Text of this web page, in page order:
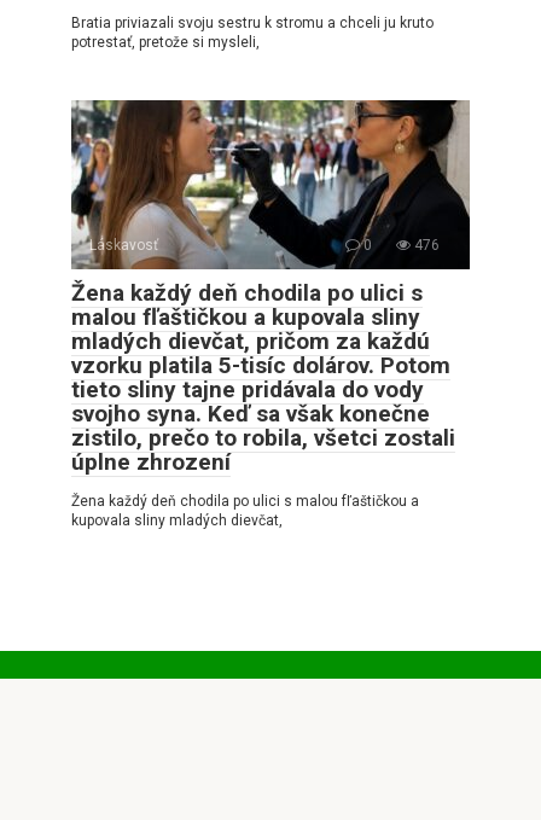
Bratia priviazali svoju sestru k stromu a chceli ju kruto
potrestať, pretože si mysleli,
Láskavosť 0 476
Žena každý deň chodila po ulici s
malou fľaštičkou a kupovala sliny
mladých dievčat, pričom za každú
vzorku platila 5-tisíc dolárov. Potom
tieto sliny tajne pridávala do vody
svojho syna. Keď sa však konečne
zistilo, prečo to robila, všetci zostali
úplne zhrození
Žena každý deň chodila po ulici s malou fľaštičkou a
kupovala sliny mladých dievčat,